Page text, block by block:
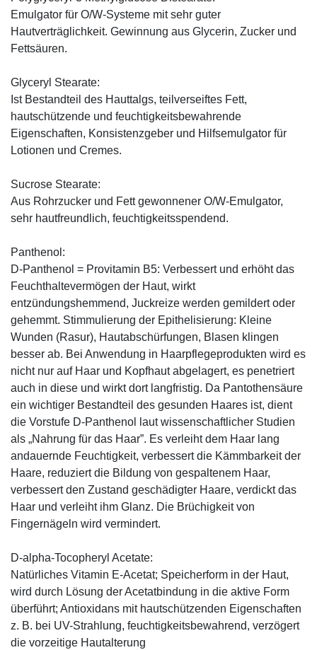
Emulgator für O/W-Systeme mit sehr guter
Hautverträglichkeit. Gewinnung aus Glycerin, Zucker und
Fettsäuren.
Glyceryl Stearate:
Ist Bestandteil des Hauttalgs, teilverseiftes Fett,
hautschützende und feuchtigkeitsbewahrende
Eigenschaften, Konsistenzgeber und Hilfsemulgator für
Lotionen und Cremes.
Sucrose Stearate:
Aus Rohrzucker und Fett gewonnener O/W-Emulgator,
sehr hautfreundlich, feuchtigkeitsspendend.
Panthenol:
D-Panthenol = Provitamin B5: Verbessert und erhöht das
Feuchthaltevermögen der Haut, wirkt
entzündungshemmend, Juckreize werden gemildert oder
gehemmt. Stimmulierung der Epithelisierung: Kleine
Wunden (Rasur), Hautabschürfungen, Blasen klingen
besser ab. Bei Anwendung in Haarpflegeprodukten wird es
nicht nur auf Haar und Kopfhaut abgelagert, es penetriert
auch in diese und wirkt dort langfristig. Da Pantothensäure
ein wichtiger Bestandteil des gesunden Haares ist, dient
die Vorstufe D-Panthenol laut wissenschaftlicher Studien
als „Nahrung für das Haar”. Es verleiht dem Haar lang
andauernde Feuchtigkeit, verbessert die Kämmbarkeit der
Haare, reduziert die Bildung von gespaltenem Haar,
verbessert den Zustand geschädigter Haare, verdickt das
Haar und verleiht ihm Glanz. Die Brüchigkeit von
Fingernägeln wird vermindert.
D-alpha-Tocopheryl Acetate:
Natürliches Vitamin E-Acetat; Speicherform in der Haut,
wird durch Lösung der Acetatbindung in die aktive Form
überführt; Antioxidans mit hautschützenden Eigenschaften
z. B. bei UV-Strahlung, feuchtigkeitsbewahrend, verzögert
die vorzeitige Hautalterung